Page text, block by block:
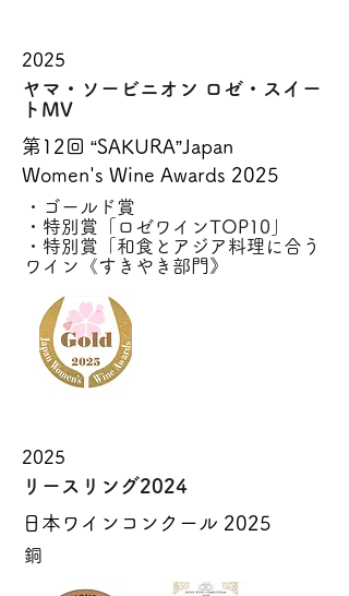
2025
ヤマ・ソービニオン ロゼ・スイー
トMV
第12回 “SAKURA”Japan
Women's Wine Awards 2025
・ゴールド賞
・特別賞「ロゼワインTOP10」
・特別賞「和食とアジア料理に合う
ワイン《すきやき部門》
2025
リースリング2024
日本ワインコンクール 2025
銅